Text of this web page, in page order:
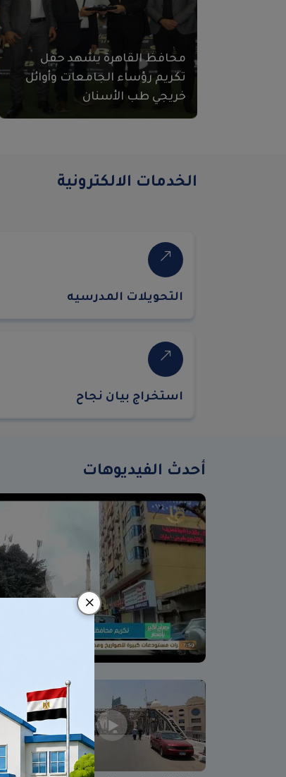
محافظ القاهرة يشهد حفل
تكريم رؤساء الجامعات وأوائل
خريجي طب الأسنان
الخدمات الالكترونية
التحويلات المدرسيه
استخراج بيان نجاح
أحدث الفيديوهات